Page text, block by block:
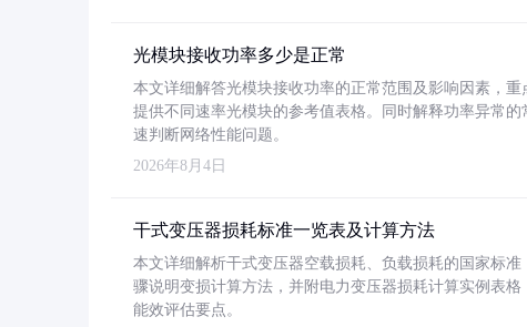
光模块接收功率多少是正常
本文详细解答光模块接收功率的正常范围及影响因素，
提供不同速率光模块的参考值表格。同时解释功率异常
速判断网络性能问题。
2026年8月4日
干式变压器损耗标准一览表及计算方法
本文详细解析干式变压器空载损耗、负载损耗的国家标
骤说明变损计算方法，并附电力变压器损耗计算实例表
能效评估要点。